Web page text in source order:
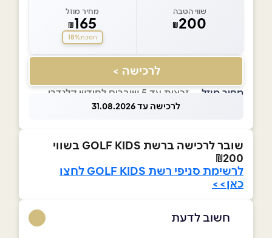
שווי הטבה
₪200
מחיר מוזל
₪165
חסכת18%
לרכישה >
מחיר מוזל — זכאות עד 5 שוברים לחודש קלנדרי
לרכישה עד 31.08.2026
שובר לרכישה ברשת GOLF KIDS בשווי
₪200
לרשימת סניפי רשת GOLF KIDS לחצו
כאן>>
חשוב לדעת